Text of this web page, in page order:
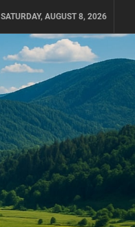
SATURDAY, AUGUST 8, 2026